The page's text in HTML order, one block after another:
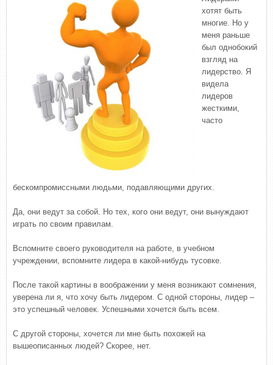
хотят быть
многие. Но у
меня раньше
был однобокий
взгляд на
лидерство. Я
видела
лидеров
жесткими,
часто
бескомпромиссными людьми, подавляющими других.
Да, они ведут за собой. Но тех, кого они ведут, они вынуждают
играть по своим правилам.
Вспомните своего руководителя на работе, в учебном
учреждении, вспомните лидера в какой-нибудь тусовке.
После такой картины в воображении у меня возникают сомнения,
уверена ли я, что хочу быть лидером. С одной стороны, лидер –
это успешный человек. Успешными хочется быть всем.
С другой стороны, хочется ли мне быть похожей на
вышеописанных людей? Скорее, нет.